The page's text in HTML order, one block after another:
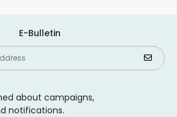
E-Bulletin
about campaigns,
notifications.